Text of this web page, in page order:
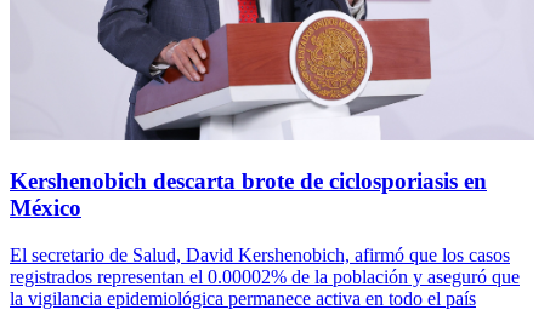
Kershenobich descarta brote de ciclosporiasis en
México
El secretario de Salud, David Kershenobich, afirmó que los casos
registrados representan el 0.00002% de la población y aseguró que
la vigilancia epidemiológica permanece activa en todo el país